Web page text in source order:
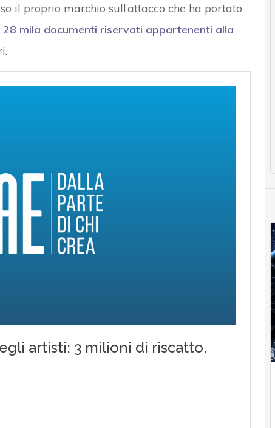
il proprio marchio sull’attacco che ha portato
mila documenti riservati appartenenti alla